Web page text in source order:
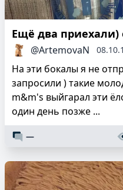
Ещё два приехали)
@ArtemovaN
На эти бокалы я не
запросили ) такие
m&m's выйгарал эти
один день позже ...
—